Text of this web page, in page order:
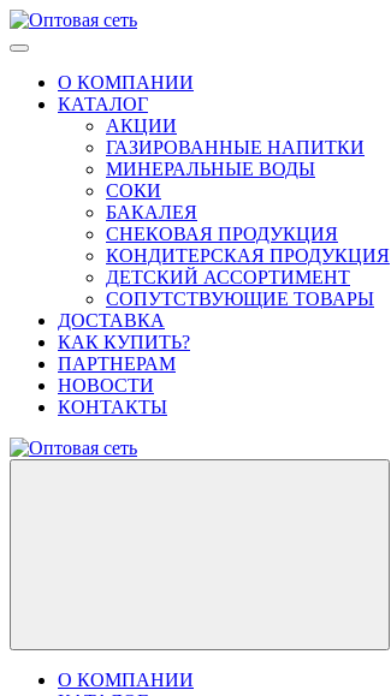
О КОМПАНИИ
КАТАЛОГ
АКЦИИ
ГАЗИРОВАННЫЕ НАПИТКИ
МИНЕРАЛЬНЫЕ ВОДЫ
СОКИ
БАКАЛЕЯ
СНЕКОВАЯ ПРОДУКЦИЯ
КОНДИТЕРСКАЯ ПРОДУКЦИЯ
ДЕТСКИЙ АССОРТИМЕНТ
СОПУТСТВУЮЩИЕ ТОВАРЫ
ДОСТАВКА
КАК КУПИТЬ?
ПАРТНЕРАМ
НОВОСТИ
КОНТАКТЫ
О КОМПАНИИ